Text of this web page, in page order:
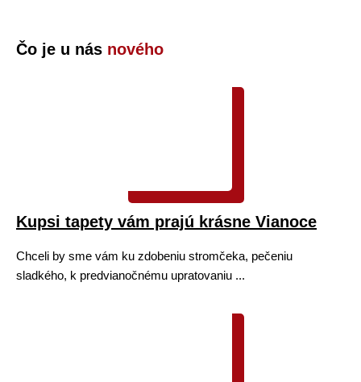
Čo je u nás nového
Kupsi tapety vám prajú krásne Vianoce
Chceli by sme vám ku zdobeniu stromčeka, pečeniu
sladkého, k predvianočnému upratovaniu ...